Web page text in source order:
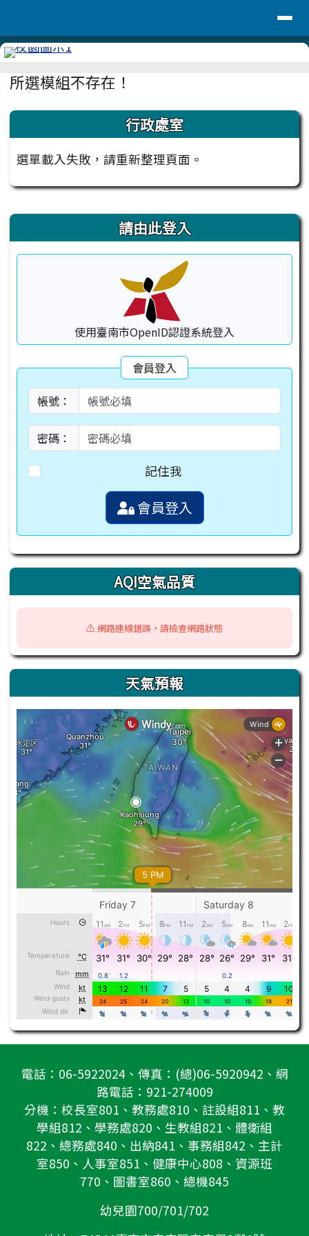
主內容區域
所選模組不存在！
左邊區域內容 行政處室
選單載入失敗，請重新整理頁面。
右邊區域內容 請由此登入
使用臺南市OpenID認證系統登入
會員登入
帳號：
密碼：
記住我
會員登入
AQI空氣品質
⚠️ 網路連線錯誤，請檢查網路狀態
天氣預報
頁尾區域
電話：06-5922024、傳真：(總)06-5920942、網
路電話：921-274009
分機：校長室801、教務處810、註設組811、教
學組812、學務處820、生教組821、體衛組
822、總務處840、出納841、事務組842、主計
室850、人事室851、健康中心808、資源班
770、圖書室860、總機845
幼兒園700/701/702